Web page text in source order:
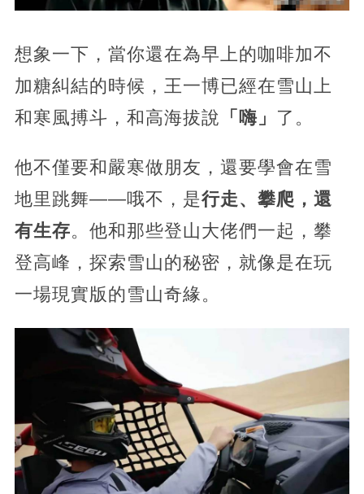
想象一下，當你還在為早上的咖啡加不
加糖糾結的時候，王一博已經在雪山上
和寒風搏斗，和高海拔說 「嗨」 了。
他不僅要和嚴寒做朋友，還要學會在雪
地里跳舞——哦不，是行走、攀爬，還
有生存。他和那些登山大佬們一起，攀
登高峰，探索雪山的秘密，就像是在玩
一場現實版的雪山奇緣。